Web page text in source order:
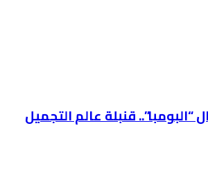
“البومبا”.. قنبلة عالم التجميل